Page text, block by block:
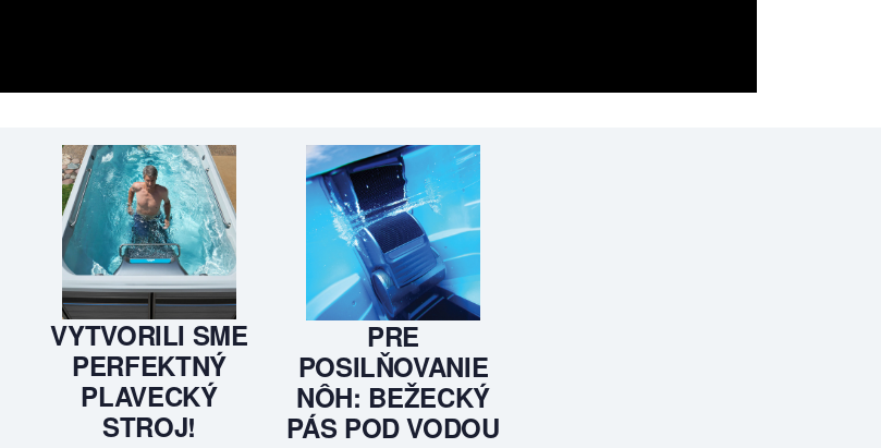
VYTVORILI SME
PERFEKTNÝ
PLAVECKÝ
STROJ!
PRE
POSILŇOVANIE
NÔH: BEŽECKÝ
PÁS POD VODOU